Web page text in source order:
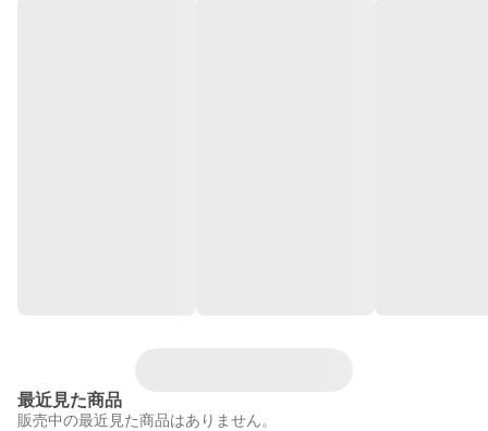
最近見た商品
販売中の最近見た商品はありません。